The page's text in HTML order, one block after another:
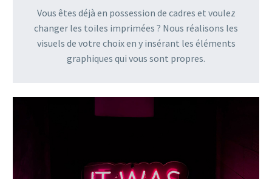
Vous êtes déjà en possession de cadres et voulez
changer les toiles imprimées ? Nous réalisons les
visuels de votre choix en y insérant les éléments
graphiques qui vous sont propres.